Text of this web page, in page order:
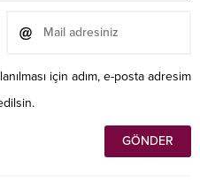
için adım, e-posta adresim